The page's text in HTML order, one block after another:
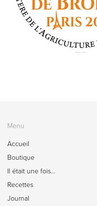
Menu
Accueil
Boutique
Il était une fois…
Recettes
Journal